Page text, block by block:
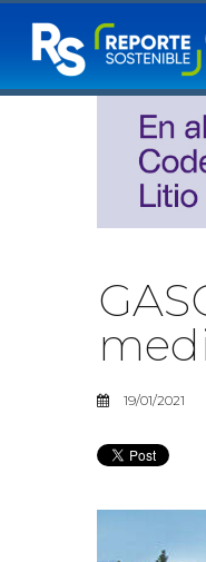
19/01/2021